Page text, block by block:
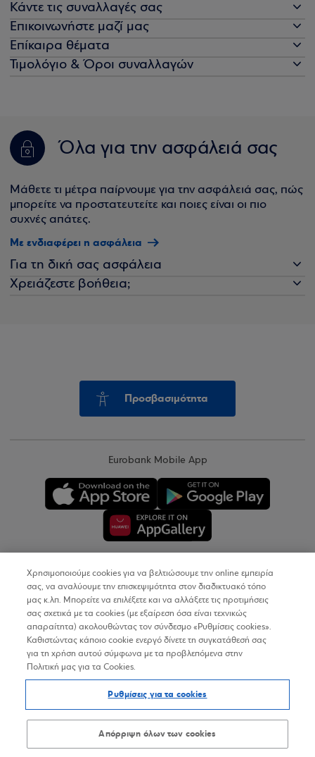
Κάντε τις συναλλαγές σας
Επικοινωνήστε μαζί μας
Επίκαιρα θέματα
Τιμολόγιο & Όροι συναλλαγών
Όλα για την ασφάλειά σας
Μάθετε τι μέτρα παίρνουμε για την ασφάλειά σας, πώς
μπορείτε να προστατευτείτε και ποιες είναι οι πιο
συχνές απάτες.
Με ενδιαφέρει η ασφάλεια
Για τη δική σας ασφάλεια
Χρειάζεστε βοήθεια;
Προσβασιμότητα
Eurobank Mobile App
Copyright © 2026
Όροι Χρήσης
Προσωπικά Δεδομένα στον Διαδικτυακό Τόπο
Δήλωση Προσβασιμότητας
Sitemap
Χρησιμοποιούμε cookies για να βελτιώσουμε την online εμπειρία
σας, να αναλύουμε την επισκεψιμότητα στον διαδικτυακό τόπο
μας κ.λπ. Μπορείτε να επιλέξετε και να αλλάξετε τις προτιμήσεις
σας σχετικά με τα cookies (με εξαίρεση όσα είναι τεχνικώς
απαραίτητα) ακολουθώντας τον σύνδεσμο «Ρυθμίσεις cookies».
Καθιστώντας κάποιο cookie ενεργό δίνετε τη συγκατάθεσή σας
για τη χρήση αυτού σύμφωνα με τα προβλεπόμενα στην
Πολιτική μας για τα Cookies.
Ρυθμίσεις για τα cookies
Απόρριψη όλων των cookies